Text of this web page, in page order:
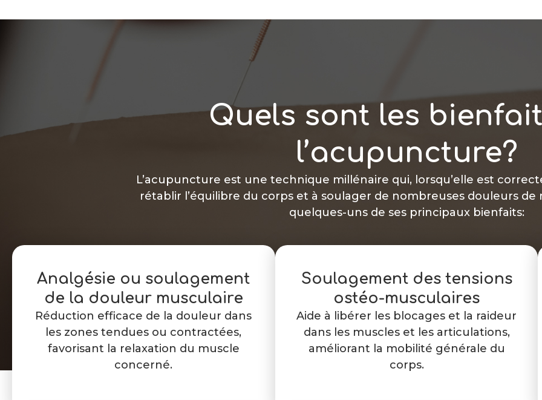
Quels sont les
l’acupuncture?
L’acupuncture est une technique millénaire qui, lorsqu’elle est
rétablir l’équilibre du corps et à soulager de nombreuses douleurs de
quelques-uns de ses principaux bienfaits:
Analgésie ou soulagement
de la douleur musculaire
Réduction efficace de la douleur dans
les zones tendues ou contractées,
favorisant la relaxation du muscle
concerné.
Soulagement des tensions
ostéo-musculaires
Aide à libérer les blocages et la raideur
dans les muscles et les articulations,
améliorant la mobilité générale du
corps.